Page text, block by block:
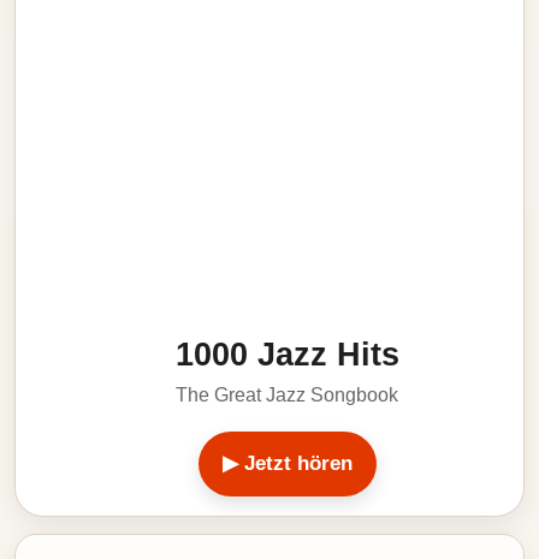
1000 Jazz Hits
The Great Jazz Songbook
▶ Jetzt hören